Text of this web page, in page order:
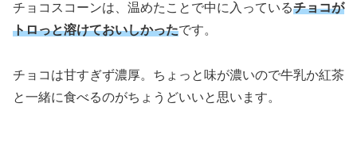
チョコスコーンは、温めたことで中に入っているチョコが
トロっと溶けておいしかったです。
チョコは甘すぎず濃厚。ちょっと味が濃いので牛乳か紅茶
と一緒に食べるのがちょうどいいと思います。